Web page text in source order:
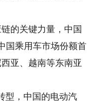
的关键力量，中国
国乘用车市场份额首
亚、越南等东南亚
，中国的电动汽